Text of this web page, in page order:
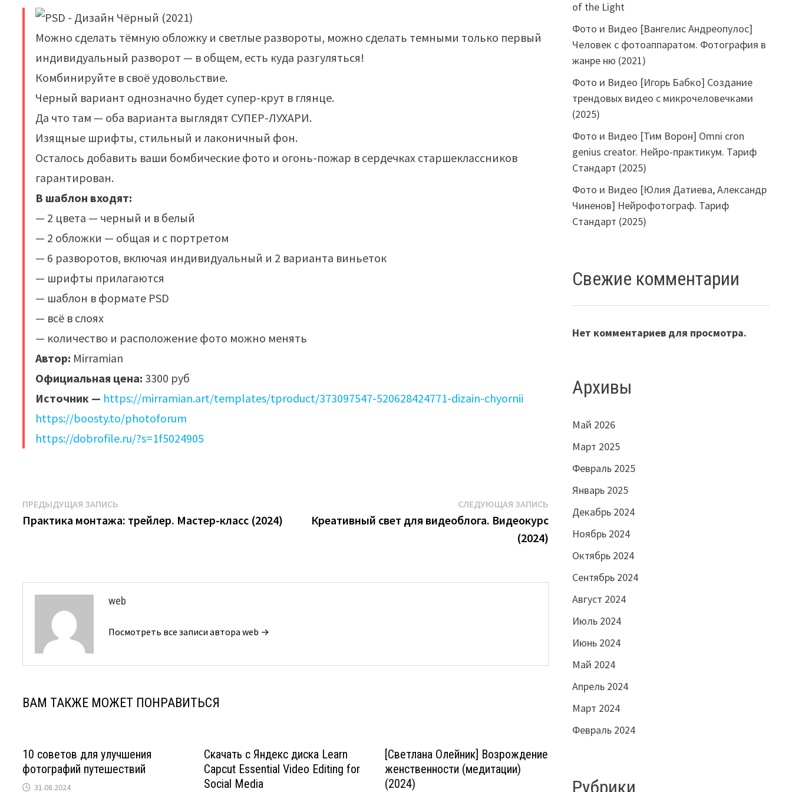
Можно сделать тёмную обложку и светлые развороты, можно сделать темными только первый
индивидуальный разворот — в общем, есть куда разгуляться!
Комбинируйте в своё удовольствие.
Черный вариант однозначно будет супер-крут в глянце.
Да что там — оба варианта выглядят СУПЕР-ЛУХАРИ.
Изящные шрифты, стильный и лаконичный фон.
Осталось добавить ваши бомбические фото и огонь-пожар в сердечках старшеклассников
гарантирован.
В шаблон входят:
— 2 цвета — черный и в белый
— 2 обложки — общая и с портретом
— 6 разворотов, включая индивидуальный и 2 варианта виньеток
— шрифты прилагаются
— шаблон в формате PSD
— всё в слоях
— количество и расположение фото можно менять
Автор: Mirramian
Официальная цена: 3300 руб
Источник — https://mirramian.art/templates/tproduct/373097547-520628424771-dizain-chyornii
https://boosty.to/photoforum
https://dobrofile.ru/?s=1f5024905
Навигация
по
ПРЕДЫДУЩАЯ ЗАПИСЬ
запись:
Практика монтажа: трейлер. Мастер-класс (2024)
СЛЕДУЮЩАЯ ЗАПИСЬСледующая
запись:
Креативный свет для видеоблога. Видеокурс
(2024)
web
Посмотреть все записи автора web →
ВАМ ТАКЖЕ МОЖЕТ ПОНРАВИТЬСЯ
10 советов для улучшения
фотографий путешествий
31.08.2024
Скачать с Яндекс диска Learn
Capcut Essential Video Editing for
Social Media
[Светлана Олейник] Возрождение
женственности (медитации)
(2024)
of the Light
Фото и Видео [Вангелис Андреопулос]
Человек с фотоаппаратом. Фотография в
жанре ню (2021)
Фото и Видео [Игорь Бабко] Создание
трендовых видео с микрочеловечками
(2025)
Фото и Видео [Тим Ворон] Omni cron
genius creator. Нейро-практикум. Тариф
Стандарт (2025)
Фото и Видео [Юлия Датиева, Александр
Чиненов] Нейрофотограф. Тариф
Стандарт (2025)
Свежие комментарии
Нет комментариев для просмотра.
Архивы
Май 2026
Март 2025
Февраль 2025
Январь 2025
Декабрь 2024
Ноябрь 2024
Октябрь 2024
Сентябрь 2024
Август 2024
Июль 2024
Июнь 2024
Май 2024
Апрель 2024
Март 2024
Февраль 2024
Рубрики